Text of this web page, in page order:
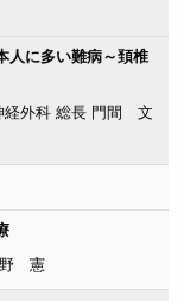
人に多い難病～頚椎
経外科 総長 門間 文
野 憲